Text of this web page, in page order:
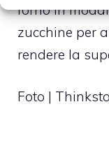
forno in
zucchine per
rendere la
Foto |